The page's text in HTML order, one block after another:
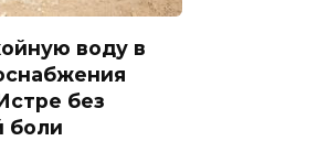
воду в
без
боли